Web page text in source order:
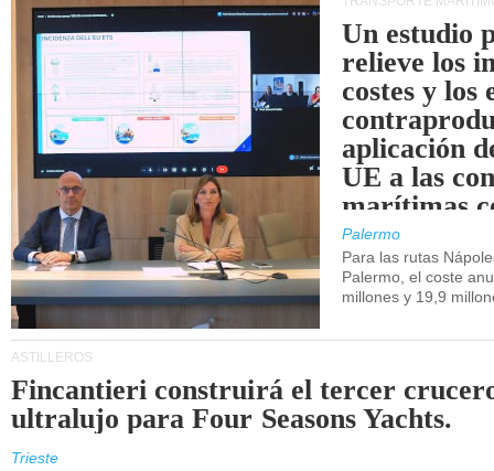
Un estudio
relieve los
costes y los
aplicación
UE a las
marítimas
de Sicilia.
Palermo
Para las rutas
Palermo, el coste
millones y 19,9
ASTILLEROS
Fincantieri construirá el tercer
ultralujo para Four Seasons Yachts.
Trieste